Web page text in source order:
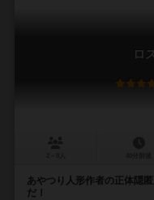
ロ
あやつり人形作者の正体隠
だ！